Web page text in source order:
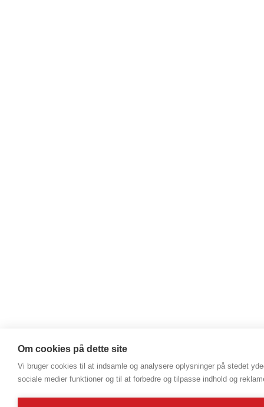
Om cookies på dette site
Vi bruger cookies til at indsamle og analysere oplysninger på stedet
sociale medier funktioner og til at forbedre og tilpasse indhold og